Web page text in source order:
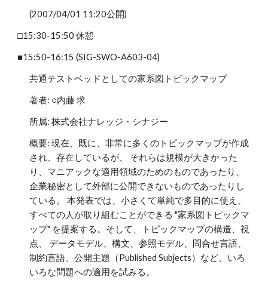
(2007/04/01 11:20公開)
□15:30-15:50 休憩
■15:50-16:15 (SIG-SWO-A603-04)
共通テストベッドとしての家系図トピックマップ
著者: ○内藤 求
所属: 株式会社ナレッジ・シナジー
概要: 現在、既に、非常に多くのトピックマップが作成
され、存在しているが、 それらは規模が大きかった
り、マニアックな適用領域のためのものであったり、
企業秘密として外部に公開できないものであったりし
ている。 本発表では、小さくて単純で多目的に使え、
すべての人が取り組むことができる "家系図トピックマ
ップ" を提案する。そして、トピックマップの構造、視
点、 データモデル、構文、参照モデル、問合せ言語、
制約言語、公開主題（Published Subjects）など、いろ
いろな問題への適用を試みる。